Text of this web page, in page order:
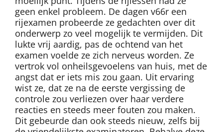
geen enkel probleem. De dagen v66r een
rijexamen probeerde ze gedachten over dit
onderwerp zo veel mogelijk te vermijden. Dit
lukte vrij aardig, pas de ochtend van het
examen voelde ze zich nerveus worden. Ze
vertrok vol onheilsgevoelens van huis, met de
angst dat er iets mis zou gaan. Uit ervaring
wist ze, dat ze na de eerste vergissing de
controle zou verliezen over haar verdere
reacties en steeds meer fouten zou maken.
Dit gebeurde dan ook steeds nieuw, zelfs bij